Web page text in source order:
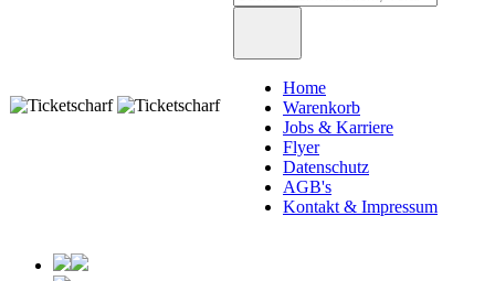
Home
Warenkorb
Jobs & Karriere
Flyer
Datenschutz
AGB's
Kontakt & Impressum